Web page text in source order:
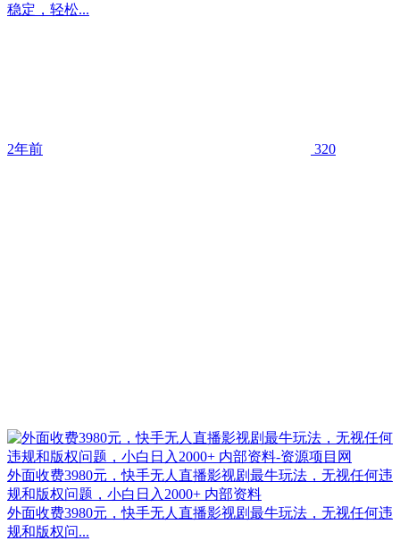
稳定，轻松...
2年前 320
外面收费3980元，快手无人直播影视剧最牛玩法，无视任何违
规和版权问题，小白日入2000+ 内部资料
外面收费3980元，快手无人直播影视剧最牛玩法，无视任何违
规和版权问...